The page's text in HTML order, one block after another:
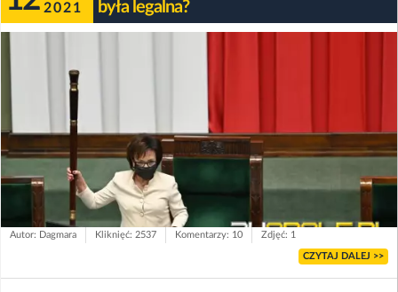
2021
była legalna?
Autor: Dagmara Kliknięć: 2537 Komentarzy: 10 Zdjęć: 1
CZYTAJ DALEJ >>